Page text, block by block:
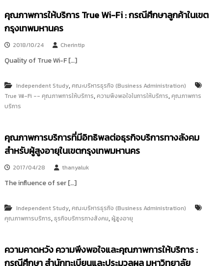
คุณภาพการให้บริการ True Wi-Fi : กรณีศึกษาลูกค้าในเขต
กรุงเทพมหานคร
2018/10/24 Cherintip
Quality of True Wi-F […]
Independent Study,คณะบริหารธุรกิจ (Business Administration)
True Wi-Fi -- คุณภาพการให้บริการ,ความพึงพอใจในการให้บริการ,คุณภาพการ
บริการ
คุณภาพการบริการที่มีอิทธิพลต่อธุรกิจบริการทางสังคม
สำหรับผู้สูงอายุในเขตกรุงเทพมหานคร
2017/04/28 thanyaluk
The influence of ser […]
Independent Study,คณะบริหารธุรกิจ (Business Administration)
คุณภาพการบริการ,ธุรกิจบริการทางสังคม,ผู้สูงอายุ
ความคาดหวัง ความพึงพอใจและคุณภาพการให้บริการ :
กรณีศึกษา สำนักทะเบียนและประมวลผล มหาวิทยาลัย